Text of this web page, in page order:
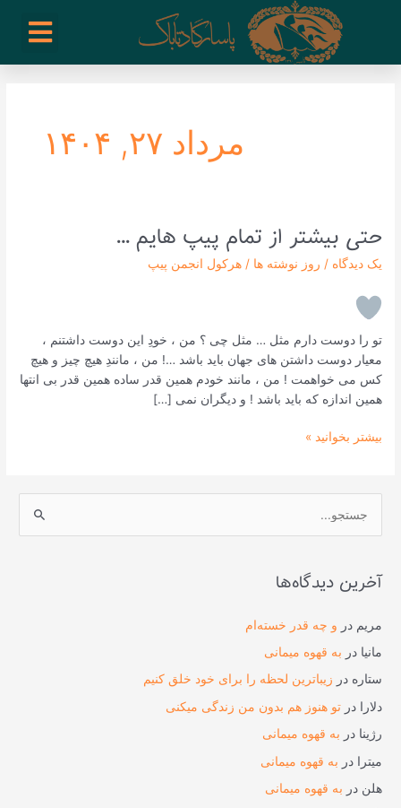
مرداد ۲۷, ۱۴۰۴
حتی بیشتر از تمام پیپ هایم …
یک دیدگاه / روز نوشته ها /هرکول انجمن پیپ
تو را دوست دارم مثل … مثل چی ؟ من ، خودِ این دوست داشتنم ،
معیار دوست داشتن های جهان باید باشد …! من ، مانندِ هیچ چیز و هیچ
کس می خواهمت ! من ، مانند خودم همین قدر ساده همین قدر بی انتها
همین اندازه که باید باشد ! و دیگران نمی […]
حتی
بیشتر
از
تمام پیپ هایم
…
بیشتر بخوانید »
ج
ا
ی
:
آخرین دیدگاه‌ها
مریم در و چه قدر خسته‌ام
مانیا در به قهوه میمانی
ستاره در زیباترین لحظه را برای خود خلق کنیم
دلارا درتو هنوز هم بدون من زندگی میکنی
رژینا در به قهوه میمانی
میترا در به قهوه میمانی
هلن در به قهوه میمانی